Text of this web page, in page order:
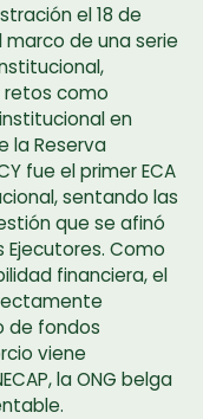
el 18 de
marco de una serie
retos como
en
la Reserva
fue el primer ECA
sentando las
que se afinó
Como
financiera, el
de fondos
viene
la ONG belga